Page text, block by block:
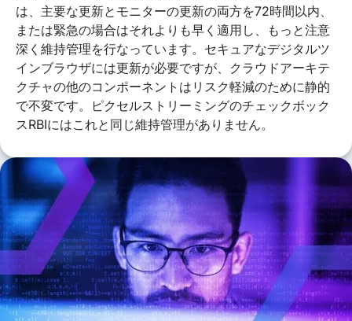
は、主要な更新とモニターの更新の両方を72時間以内、
または緊急の場合はそれよりも早く適用し、もっと注意
深く維持管理を行なっています。セキュアなデジタルツ
インブラウザには更新が必要ですが、クラウドアーキテ
クチャの他のコンポーネントはリスク軽減のために静的
で不変です。ピクセルストリーミングのチェックボック
スRBIにはこれと同じ維持管理がありません。